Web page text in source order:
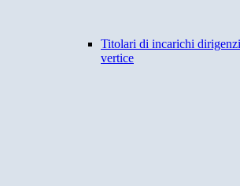
Titolari di incarichi
vertice